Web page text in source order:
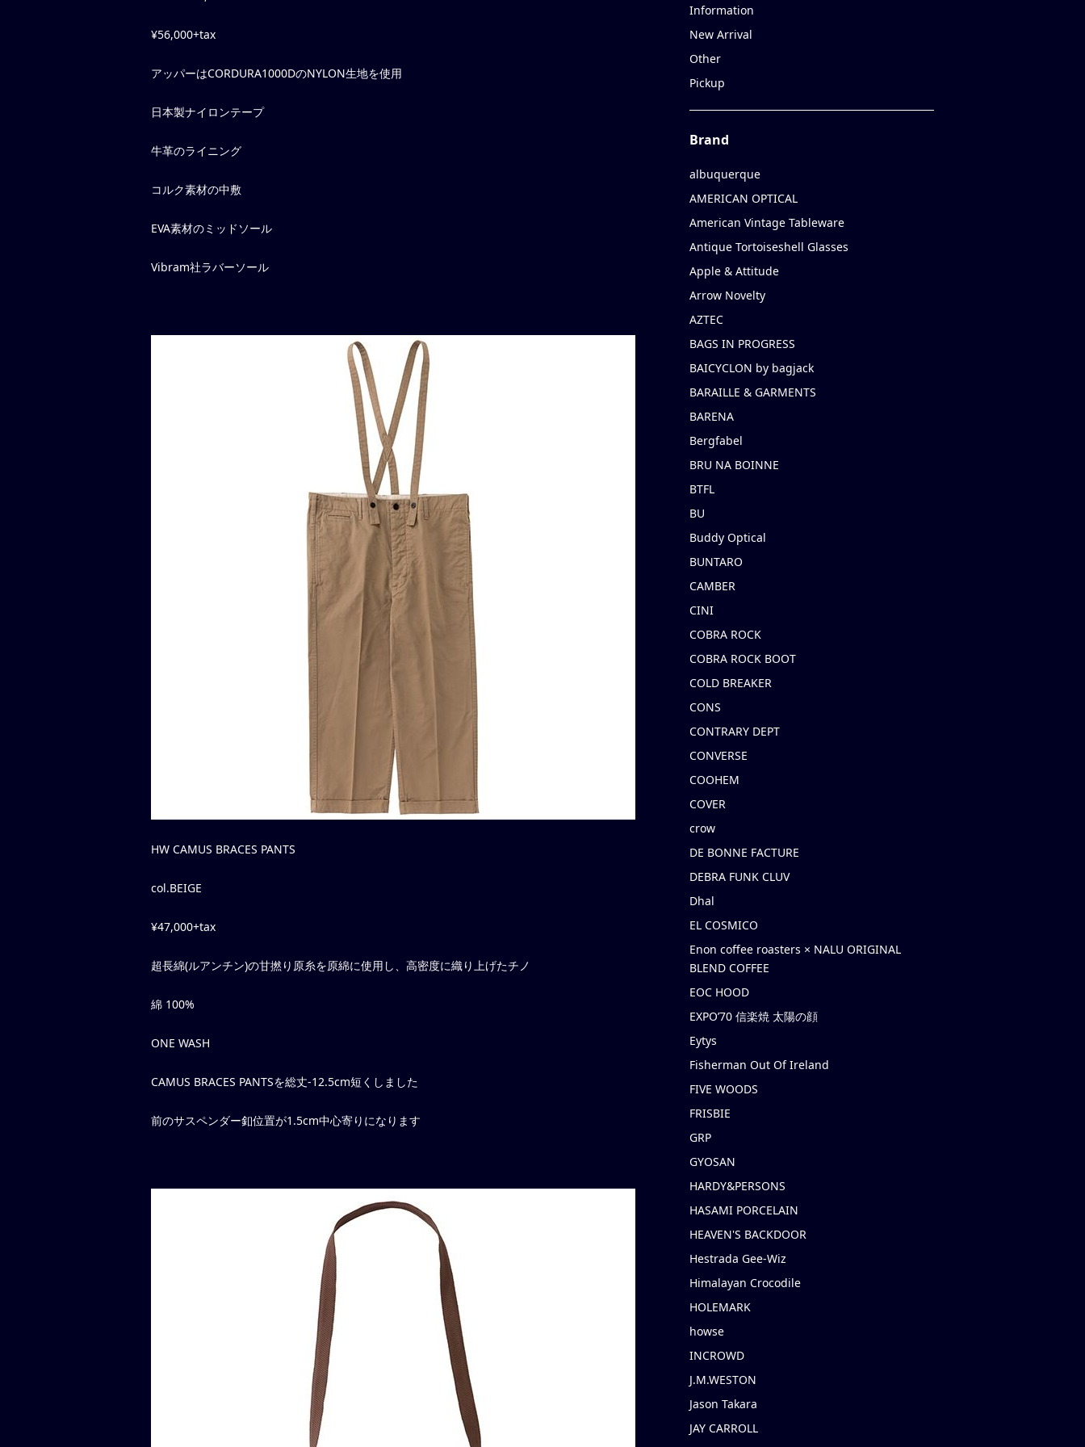
¥56,000+tax
アッパーはCORDURA1000DのNYLON生地を使用
日本製ナイロンテープ
牛革のライニング
コルク素材の中敷
EVA素材のミッドソール
Vibram社ラバーソール
HW CAMUS BRACES PANTS
col.BEIGE
¥47,000+tax
超長綿(ルアンチン)の甘撚り原糸を原綿に使用し、高密度に織り上げたチノ
綿 100%
ONE WASH
CAMUS BRACES PANTSを総丈-12.5cm短くしました
前のサスペンダー釦位置が1.5cm中心寄りになります
Information
New Arrival
Other
Pickup
Brand
albuquerque
AMERICAN OPTICAL
American Vintage Tableware
Antique Tortoiseshell Glasses
Apple & Attitude
Arrow Novelty
AZTEC
BAGS IN PROGRESS
BAICYCLON by bagjack
BARAILLE & GARMENTS
BARENA
Bergfabel
BRU NA BOINNE
BTFL
BU
Buddy Optical
BUNTARO
CAMBER
CINI
COBRA ROCK
COBRA ROCK BOOT
COLD BREAKER
CONS
CONTRARY DEPT
CONVERSE
COOHEM
COVER
crow
DE BONNE FACTURE
DEBRA FUNK CLUV
Dhal
EL COSMICO
Enon coffee roasters × NALU ORIGINAL
BLEND COFFEE
EOC HOOD
EXPO’70 信楽焼 太陽の顔
Eytys
Fisherman Out Of Ireland
FIVE WOODS
FRISBIE
GRP
GYOSAN
HARDY&PERSONS
HASAMI PORCELAIN
HEAVEN'S BACKDOOR
Hestrada Gee-Wiz
Himalayan Crocodile
HOLEMARK
howse
INCROWD
J.M.WESTON
Jason Takara
JAY CARROLL